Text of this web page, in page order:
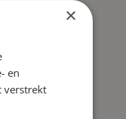
×
en
verstrekt